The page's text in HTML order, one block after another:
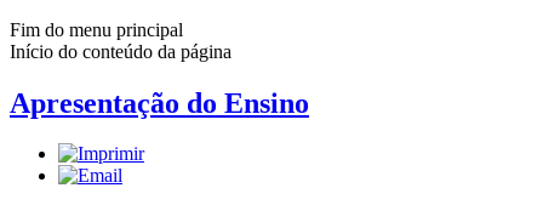
Fim do menu principal
Início do conteúdo da página
Apresentação do Ensino